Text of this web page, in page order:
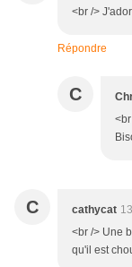
<br />
Répondre
C
C cathycat
<br /> Une
qu'il est